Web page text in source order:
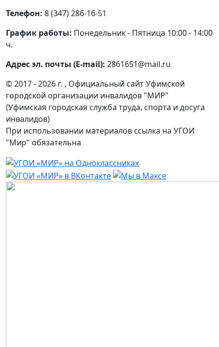
Телефон: 8 (347) 286-16-51
График работы: Понедельник - Пятница 10:00 - 14:00
ч.
Адрес эл. почты (E-mail): 2861651@mail.ru
© 2017 - 2026 г. , Официальный сайт Уфимской
городской организации инвалидов "МИР"
(Уфимская городская служба труда, спорта и досуга
инвалидов)
При использовании материалов ссылка на УГОИ
"Мир" обязательна